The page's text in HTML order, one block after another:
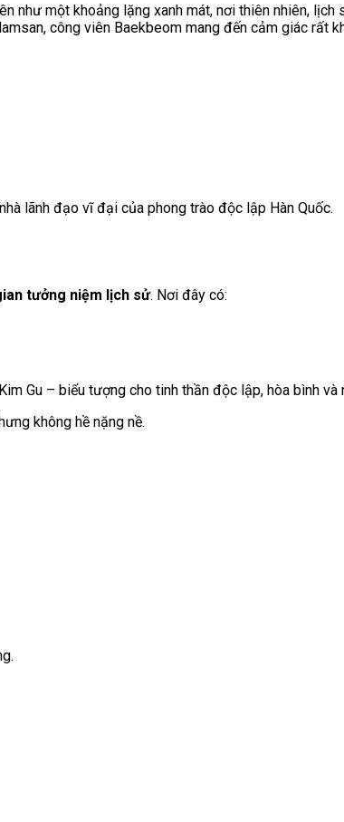
như một khoảng lặng xanh mát, nơi thiên nhiên,
công viên Baekbeom mang đến cảm giác rất
lãnh đạo vĩ đại của phong trào độc lập Hàn Quốc.
tưởng niệm lịch sử. Nơi đây có:
Gu – biểu tượng cho tinh thần độc lập, hòa bình và
không hề nặng nề.